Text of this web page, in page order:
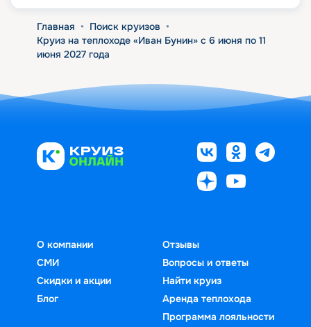
Главная • Поиск круизов •
Круиз на теплоходе «Иван Бунин» с 6 июня по 11
июня 2027 года
О компании
СМИ
Скидки и акции
Блог
Отзывы
Вопросы и ответы
Найти круиз
Аренда теплохода
Программа лояльности